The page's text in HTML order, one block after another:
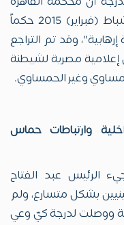
للأمور المستعجلة أصدرت يوم 28 شباط (فبراير) 2015 حكماً
وقد تم التراجع
مصرية لشيطنة
وغير الحمساوي.
وارتباطات حماس
الرئيس عبد الفتاح
بشكل متسارع، ولم
ووصلت لدرجة كيّ وعي